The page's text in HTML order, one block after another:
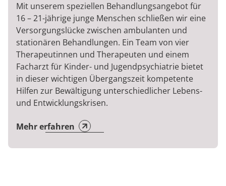
Mit unserem speziellen Behandlungsangebot für
16 – 21-jährige junge Menschen schließen wir eine
Versorgungslücke zwischen ambulanten und
stationären Behandlungen. Ein Team von vier
Therapeutinnen und Therapeuten und einem
Facharzt für Kinder- und Jugendpsychiatrie bietet
in dieser wichtigen Übergangszeit kompetente
Hilfen zur Bewältigung unterschiedlicher Lebens-
und Entwicklungskrisen.
Mehr erfahren